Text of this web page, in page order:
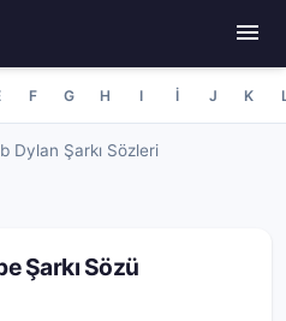
F G H I İ J K
Dylan Şarkı Sözleri
Şarkı Sözü